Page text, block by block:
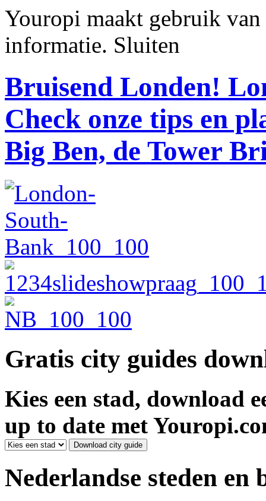
Youropi maakt gebruik
informatie. Sluiten
Bruisend Londen!
Check onze tips en
Big Ben, de Tower
Gratis city guides
Kies een stad, download
up to date met
Nederlandse steden en